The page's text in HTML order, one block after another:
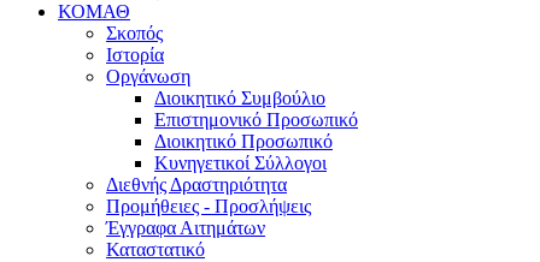
ΚΟΜΑΘ
Σκοπός
Ιστορία
Οργάνωση
Διοικητικό Συμβούλιο
Επιστημονικό Προσωπικό
Διοικητικό Προσωπικό
Κυνηγετικοί Σύλλογοι
Διεθνής Δραστηριότητα
Προμήθειες - Προσλήψεις
Έγγραφα Αιτημάτων
Καταστατικό